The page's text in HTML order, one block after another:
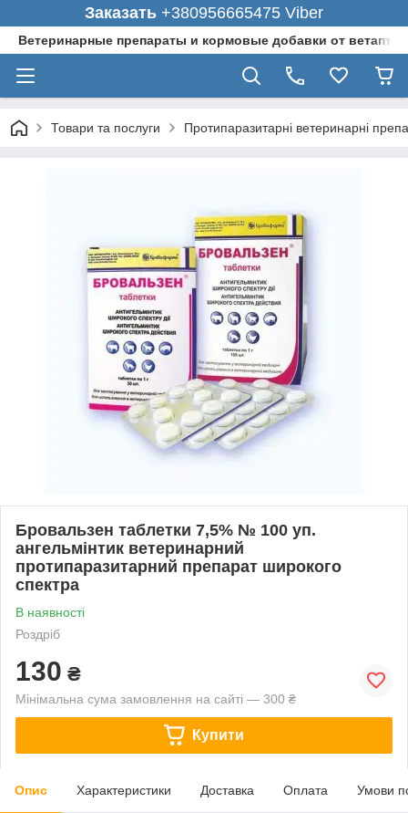
Заказать +380956665475 Viber
Ветеринарные препараты и кормовые добавки от
Товари та послуги Протипаразитарні ветеринарні
Бровальзен таблетки 7,5% № 100 уп.
ангельмінтик ветеринарний
протипаразитарний препарат широкого
спектра
В наявності
Роздріб
130 ₴
Мінімальна сума замовлення на сайті — 300 ₴
Купити
Опис Характеристики Доставка Оплата Умови